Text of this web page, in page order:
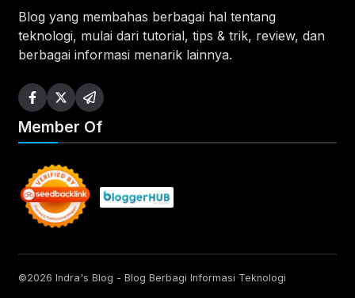
Blog yang membahas berbagai hal tentang
teknologi, mulai dari tutorial, tips & trik, review, dan
berbagai informasi menarik lainnya.
Member Of
©2026 Indra's Blog - Blog Berbagi Informasi Teknologi